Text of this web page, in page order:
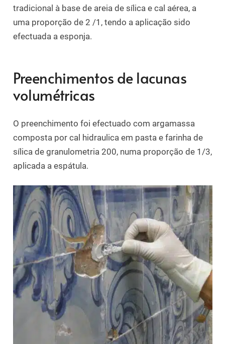
tradicional à base de areia de sílica e cal aérea, a
uma proporção de 2 /1, tendo a aplicação sido
efectuada a esponja.
Preenchimentos de lacunas
volumétricas
O preenchimento foi efectuado com argamassa
composta por cal hidraulica em pasta e farinha de
sílica de granulometria 200, numa proporção de 1/3,
aplicada a espátula.